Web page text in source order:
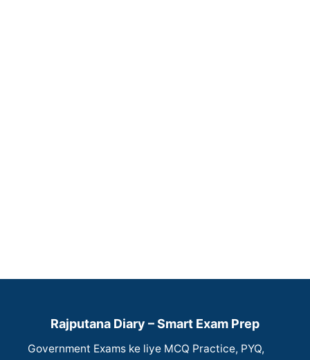
Rajputana Diary – Smart Exam Prep
Government Exams ke liye MCQ Practice, PYQ,